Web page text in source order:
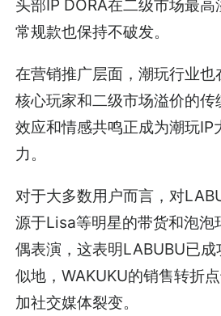
头部IP DORA在二级市场最
常规款也保持不破发。
在营销推广层面，潮玩行业
核心玩家和二级市场溢价的传
效应和情感共鸣正成为潮玩IP
力。
对于大多数用户而言，对
源于Lisa等明星的带货和泡泡
偶表演，这表明LABUBU已
似地，WAKUKU的销售转折
加社交媒体裂变。